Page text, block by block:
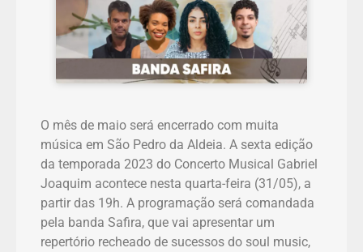
O mês de maio será encerrado com muita
música em São Pedro da Aldeia. A sexta edição
da temporada 2023 do Concerto Musical Gabriel
Joaquim acontece nesta quarta-feira (31/05), a
partir das 19h. A programação será comandada
pela banda Safira, que vai apresentar um
repertório recheado de sucessos do soul music,